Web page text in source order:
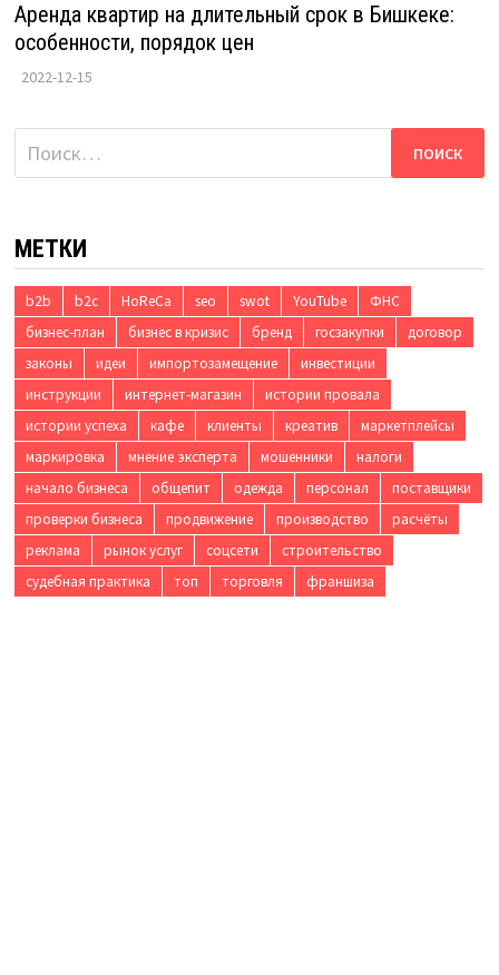
Аренда квартир на длительный срок в Бишкеке:
особенности, порядок цен
2022-12-15
Найти:
МЕТКИ
b2b b2c HoReCa seo swot YouTube
ФНС
бизнес-план
бизнес в кризис бренд госзакупки
договор
законы
идеи импортозамещение
инвестиции
инструкции
интернет-магазин
истории провала
истории успеха
кафе клиенты креатив
маркетплейсы
маркировка
мнение эксперта мошенники
налоги
начало бизнеса
общепит одежда персонал
поставщики
проверки бизнеса
продвижение производство
расчёты
реклама
рынок услуг соцсети
строительство
судебная практика
топ торговля франшиза